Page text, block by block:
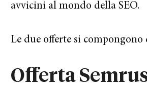
avvicini al mondo della SEO.
Le due offerte si compongono
Offerta